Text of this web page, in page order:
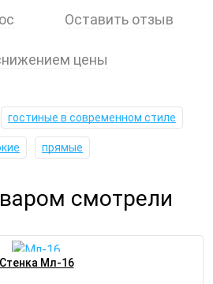
Оставить отзыв
цены
гостиные в современном стиле
прямые
смотрели
Стенка Мл-16